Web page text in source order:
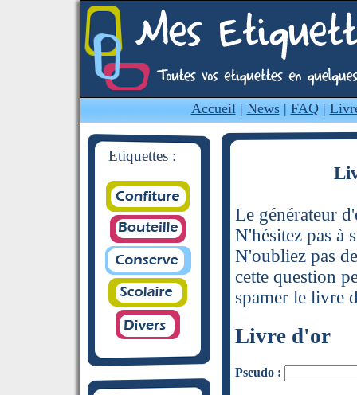
Accueil| News| FAQ|
Etiquettes :
Le générateur
N'hésitez pas à
N'oubliez pas
cette question
spamer le livre
Livre d'or
Pseudo :